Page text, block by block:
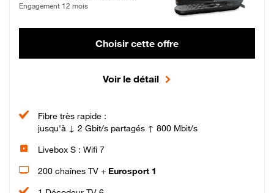
Engagement 12 mois
Choisir cette offre
Voir le détail
Fibre très rapide :
jusqu'à ↓ 2 Gbit/s partagés ↑ 800 Mbit/s
Livebox S : Wifi 7
200 chaînes TV + Eurosport 1